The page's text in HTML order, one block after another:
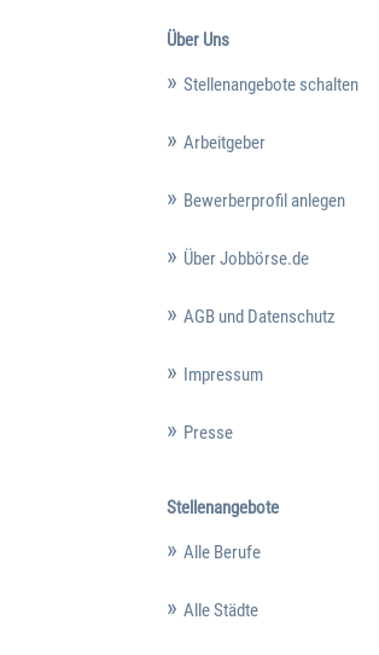
Über Uns
Stellenangebote schalten
Arbeitgeber
Bewerberprofil anlegen
Über Jobbörse.de
AGB und Datenschutz
Impressum
Presse
Stellenangebote
Alle Berufe
Alle Städte